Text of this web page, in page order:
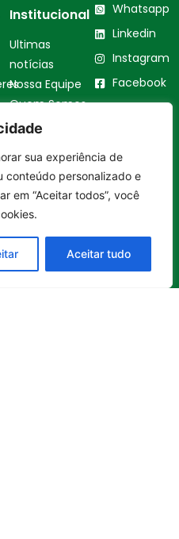
sua experiência de
conteúdo personalizado e
em “Aceitar todos”, você
Aceitar tudo
Institucional
Ultimas
notícias
Nossa Equipe
Quem Somos
Contato
Editoriais
Política de
Privacidade
Política de
Cookies
Whatsapp
Linkedin
Instagram
Facebook
Youtube